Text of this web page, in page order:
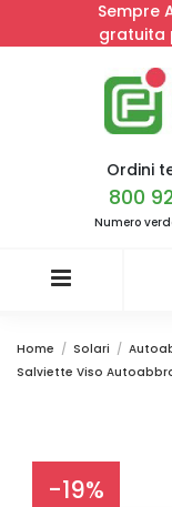
Sempre
gratuita
Ordini
800
Numero
Home Solari
Salviette Viso
-19%